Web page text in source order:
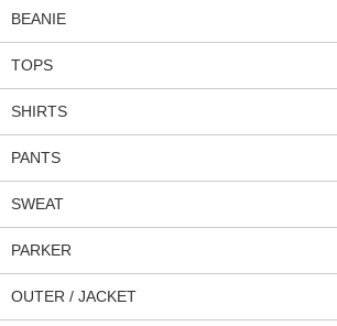
BEANIE
TOPS
SHIRTS
PANTS
SWEAT
PARKER
OUTER / JACKET